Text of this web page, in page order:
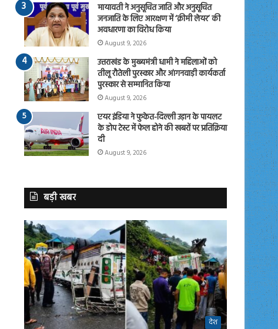
मायावती ने अनुसूचित जाति और अनुसूचित
जनजाति के लिए आरक्षण में ‘क्रीमी लेयर’ की
अवधारणा का विरोध किया
August 9, 2026
उत्तराखंड के मुख्यमंत्री धामी ने महिलाओं को
तीलू रौतेली पुरस्कार और आंगनवाड़ी कार्यकर्ता
पुरस्कार से सम्मानित किया
August 9, 2026
एयर इंडिया ने फुकेत-दिल्ली उड़ान के पायलट
के डोप टेस्ट में फेल होने की खबरों पर प्रतिक्रिया
दी
August 9, 2026
बड़ी खबर
देश